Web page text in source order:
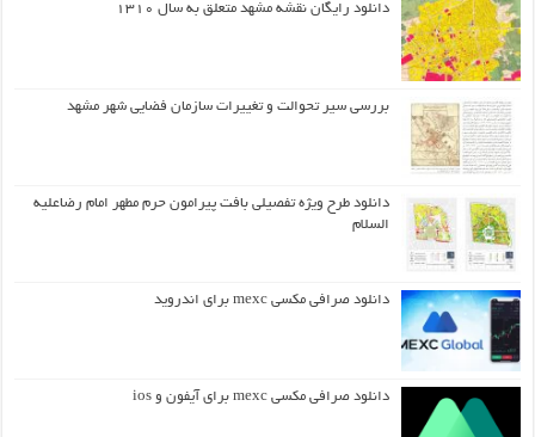
دانلود رایگان نقشه مشهد متعلق به سال ۱۳۱۰
بررسی سیر تحوالت و تغییرات سازمان فضایی شهر مشهد
دانلود طرح ويژه تفصيلي بافت پيرامون حرم مطهر امام رضاعليه
السلام
دانلود صرافی مکسی mexc برای اندروید
دانلود صرافی مکسی mexc برای آیفون و ios